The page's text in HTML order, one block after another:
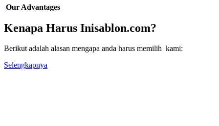
Our Advantages
Kenapa Harus Inisablon.com?
Berikut adalah alasan mengapa anda harus memilih kami:
Selengkapnya